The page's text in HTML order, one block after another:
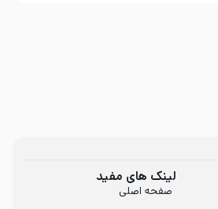
لینک های مفید
صفحه اصلی